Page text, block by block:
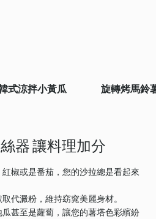
式涼拌小黃瓜 旋轉烤馬鈴
器 讓料理加分
椒或是番茄，您的沙拉總是看起來
代澱粉，維持窈窕美麗身材。
甚至是蘿蔔，讓您的薯塔色彩繽紛